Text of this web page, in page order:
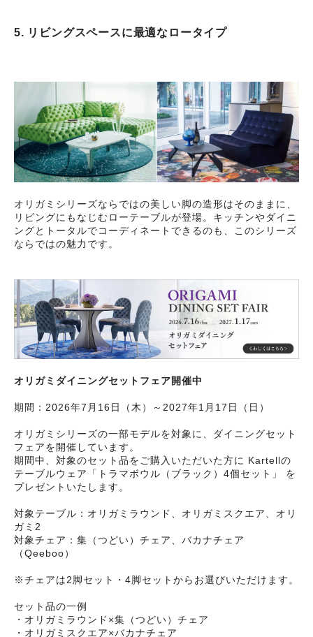
5. リビングスペースに最適なロータイプ
オリガミシリーズならではの美しい脚の造形はそのままに、
リビングにもなじむローテーブルが登場。キッチンやダイニ
ングとトータルでコーディネートできるのも、このシリーズ
ならではの魅力です。
オリガミダイニングセットフェア開催中
期間：2026年7月16日（木）～2027年1月17日（日）
オリガミシリーズの一部モデルを対象に、ダイニングセット
フェアを開催しています。
期間中、対象のセット品をご購入いただいた方に Kartellの
テーブルウェア「トラマボウル（ブラック）4個セット」 を
プレゼントいたします。
対象テーブル：オリガミラウンド、オリガミスクエア、オリ
ガミ2
対象チェア：集（つどい）チェア、バカナチェア
（Qeeboo）
※チェアは2脚セット・4脚セットからお選びいただけます。
セット品の一例
・オリガミラウンド×集（つどい）チェア
・オリガミスクエア×バカナチェア